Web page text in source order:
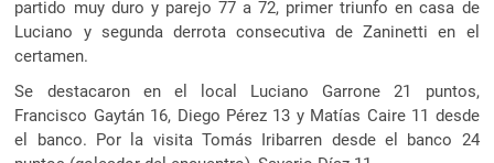
partido muy duro y parejo 77 a 72, primer triunfo en casa de
Luciano y segunda derrota consecutiva de Zaninetti en el
certamen.
Se destacaron en el local Luciano Garrone 21 puntos,
Francisco Gaytán 16, Diego Pérez 13 y Matías Caire 11 desde
el banco. Por la visita Tomás Iribarren desde el banco 24